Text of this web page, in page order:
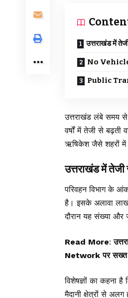
उत्तराखंड में
No Vehicle
Public
उत्तराखंड लंबे समय से
वर्षों में तेजी से बढ़ती
ऋषिकेश जैसे शहरों में
उत्तराखंड में तेजी
परिवहन विभाग के
है। इसके अलावा
दौरान यह संख्या और
Read More:
Network पर सख्त
विशेषज्ञों का कहना
मैदानी क्षेत्रों से